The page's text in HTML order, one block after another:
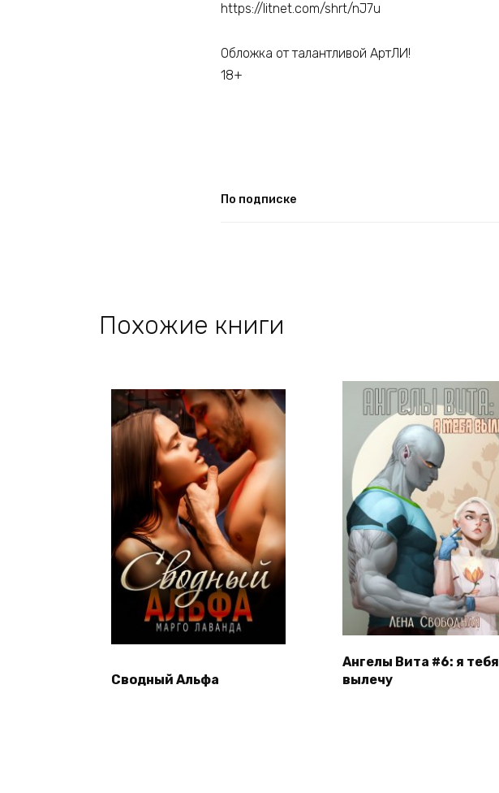
https://litnet.com/shrt/nJ7u
Обложка от талантливой АртЛИ!
18+
По подписке
Похожие книги
Сводный Альфа
Ангелы Вита #6: я тебя
вылечу